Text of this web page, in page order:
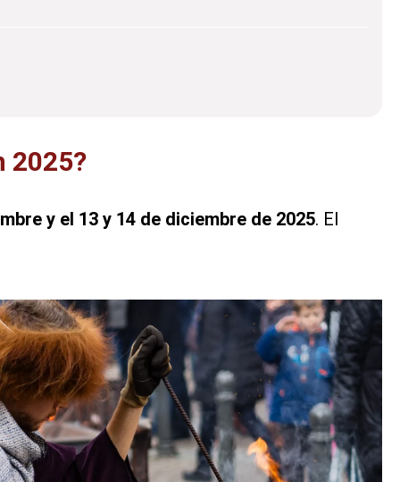
2025?
y el 13 y 14 de diciembre de 2025. El